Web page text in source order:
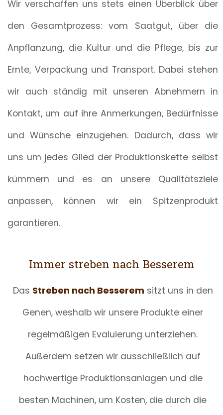
Wir verschaffen uns stets einen Überblick über
den Gesamtprozess: vom Saatgut, über die
Anpflanzung, die Kultur und die Pflege, bis zur
Ernte, Verpackung und Transport. Dabei stehen
wir auch ständig mit unseren Abnehmern in
Kontakt, um auf ihre Anmerkungen, Bedürfnisse
und Wünsche einzugehen. Dadurch, dass wir
uns um jedes Glied der Produktionskette selbst
kümmern und es an unsere Qualitätsziele
anpassen, können wir ein Spitzenprodukt
garantieren.
Immer streben nach Besserem
Das Streben nach Besserem sitzt uns in den
Genen, weshalb wir unsere Produkte einer
regelmäßigen Evaluierung unterziehen.
Außerdem setzen wir ausschließlich auf
hochwertige Produktionsanlagen und die
besten Machinen, um Kosten, die durch die